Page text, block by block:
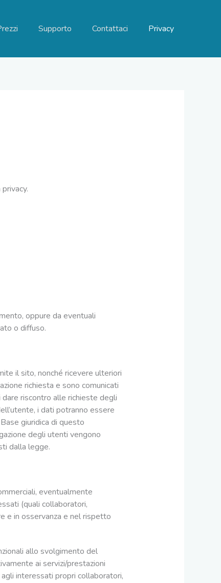
Supporto Contattaci Privacy
oppure da eventuali
o diffuso.
il sito, nonché ricevere ulteriori
richiesta e sono comunicati
riscontro alle richieste degli
i dati potranno essere
giuridica di questo
degli utenti vengono
dalla legge.
eventualmente
(quali collaboratori,
e in osservanza e nel rispetto
allo svolgimento del
ai servizi/prestazioni
interessati propri collaboratori,